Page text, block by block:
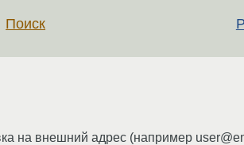
Поиск
на внешний адрес (например